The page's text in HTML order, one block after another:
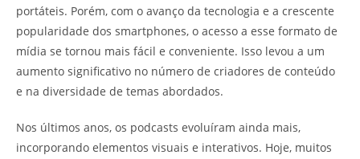
portáteis. Porém, com o avanço da tecnologia e a crescente
popularidade dos smartphones, o acesso a esse formato de
mídia se tornou mais fácil e conveniente. Isso levou a um
aumento significativo no número de criadores de conteúdo
e na diversidade de temas abordados.
Nos últimos anos, os podcasts evoluíram ainda mais,
incorporando elementos visuais e interativos. Hoje, muitos